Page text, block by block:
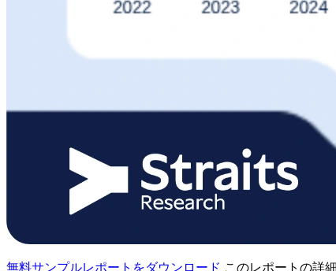
無料サンプルレポートをダウンロード このレポートの詳